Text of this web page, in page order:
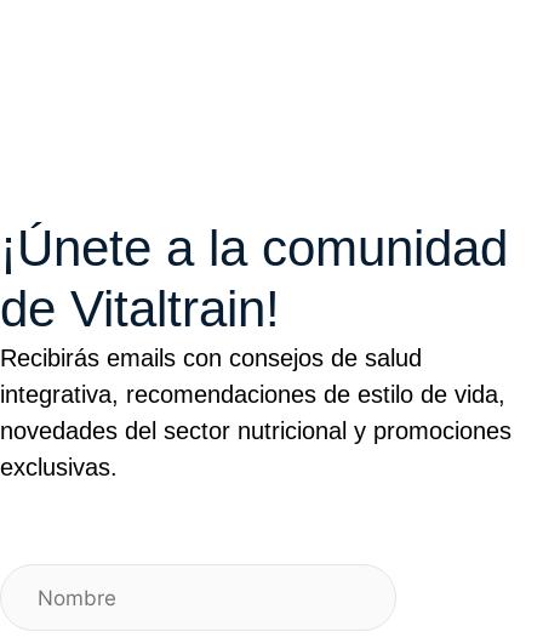
¡Únete a la comunidad
de Vitaltrain!
Recibirás emails con consejos de salud
integrativa, recomendaciones de estilo de vida,
novedades del sector nutricional y promociones
exclusivas.